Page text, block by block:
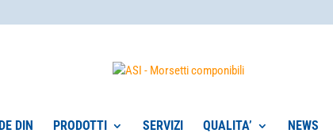
DIN PRODOTTI SERVIZI QUALITA’ NEWS